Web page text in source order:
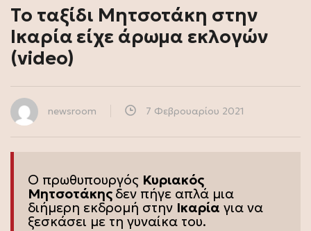
Το ταξίδι Μητσοτάκη στην
Ικαρία είχε άρωμα εκλογών
(video)
newsroom 7 Φεβρουαρίου 2021
Ο πρωθυπουργός Κυριακός
Μητσοτάκης δεν πήγε απλά μια
διήμερη εκδρομή στην Ικαρία για να
ξεσκάσει με τη γυναίκα του.